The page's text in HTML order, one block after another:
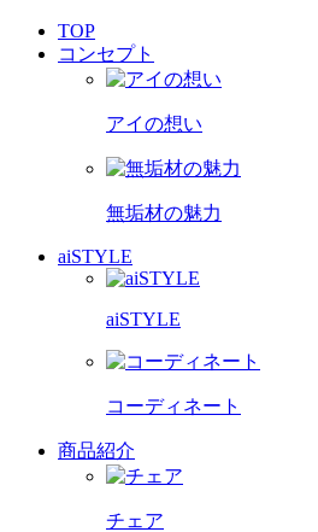
TOP
コンセプト
アイの想い
無垢材の魅力
aiSTYLE
aiSTYLE
コーディネート
商品紹介
チェア